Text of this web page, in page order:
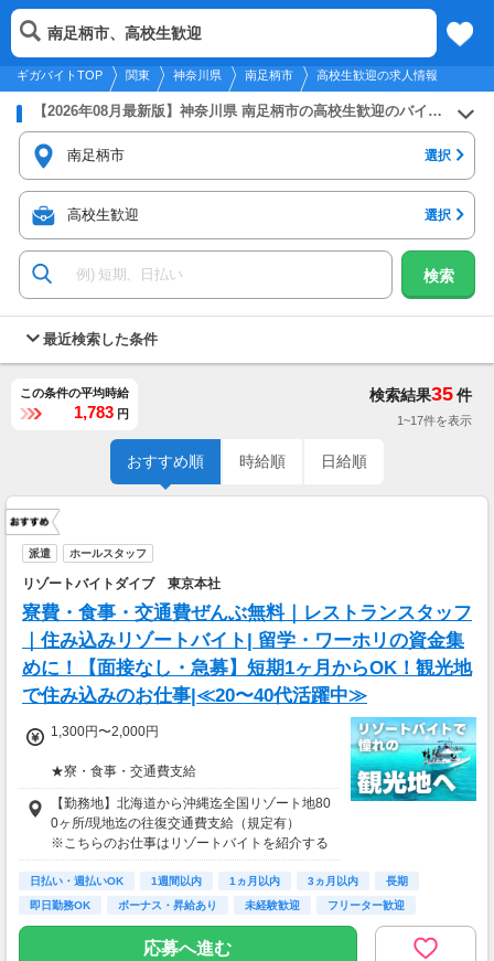
2026年8月6日更新
関東
メニュー
ギガバイトTOP 関東 神奈川県 南足柄市 高校生歓迎の求人情報
南足柄市、高校生歓迎
【2026年08月最新版】神奈川県 南足柄市の高校生歓迎のバイト・アルバイト・パートの求人募集情報
南足柄市 選択
高校生歓迎 選択
検索
最近検索した条件
この条件の平均時給
1,783 円
検索結果35件
1~17件を表示
おすすめ順 時給順 日給順
派遣 ホールスタッフ
リゾートバイトダイブ 東京本社
寮費・食事・交通費ぜんぶ無料｜レストランスタッフ
｜住み込みリゾートバイト| 留学・ワーホリの資金集
めに！【面接なし・急募】短期1ヶ月からOK！観光地
で住み込みのお仕事|≪20〜40代活躍中≫
1,300円〜2,000円
★寮・食事・交通費支給
住み込みのお仕事のため、以下の補助がありま
す。
・寮費・光熱費無料（個室あり）
・食事無料
・往復交通費支給（上限あり）
※勤務地による
生活費がかからないので、働いた分のほとんど
【勤務地】北海道から沖縄迄全国リゾート地80
0ヶ所/現地迄の往復交通費支給（規定有）
※こちらのお仕事はリゾートバイトを紹介する
募集となっており実際に募集がある勤務地と異
なる場合がございます。
カウンセリングでご希望条件をお伺いし、全国
からお仕事をご案内いたします。※ご自宅から
日払い・週払いOK 1週間以内 1ヵ月以内 3ヵ月以内
長期
即日勤務OK
ボーナス・昇給あり 未経験歓迎 フリーター歓迎
応募へ進む